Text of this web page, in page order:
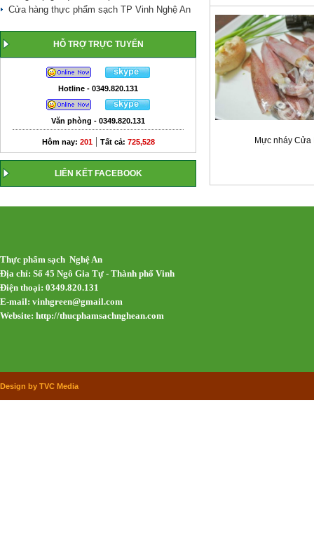
Cửa hàng thực phẩm sạch TP Vinh Nghệ An
HỖ TRỢ TRỰC TUYẾN
Hotline - 0349.820.131
Văn phòng - 0349.820.131
Hôm nay: 201| Tất cả: 725,528
LIÊN KẾT FACEBOOK
Mực nháy Cửa
Thực phẩm sạch Nghệ An
Địa chỉ: Số 45 Ngô Gia Tự - Thành phố Vinh
Điện thoại: 0349.820.131
E-mail: vinhgreen@gmail.com
Website: http://thucphamsachnghean.com
Design by TVC Media